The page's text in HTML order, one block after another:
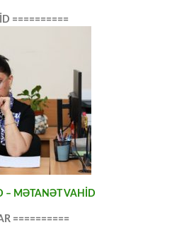
==========
– MƏTANƏT VAHİD
==========